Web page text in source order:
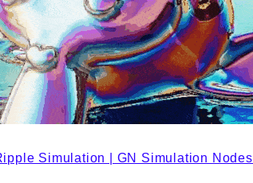
Simulation | GN Simulation